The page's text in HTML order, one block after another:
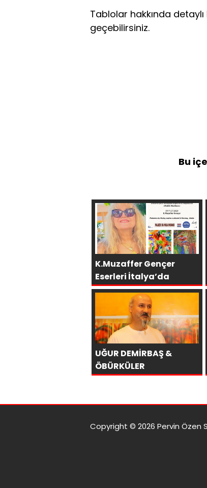
Tablolar hakkında
geçebilirsiniz.
Bu
K.Muzaffer Gençer
Eserleri İtalya’da
UĞUR DEMİRBAŞ &
ÖBÜRKÜLER
Copyright © 2026 Pervin Özen